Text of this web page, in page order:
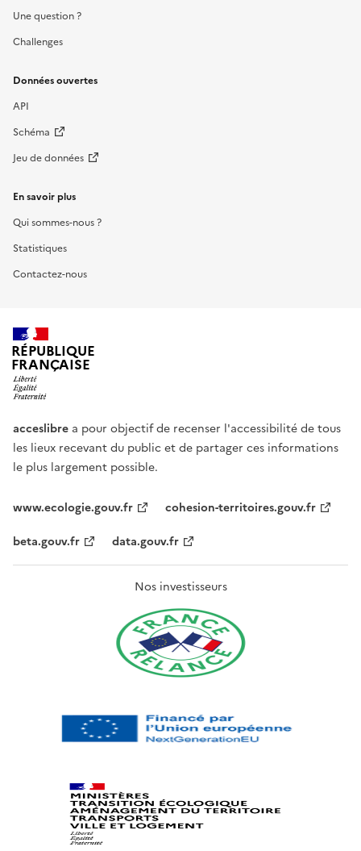
Une question ?
Challenges
Données ouvertes
API
Schéma
Jeu de données
En savoir plus
Qui sommes-nous ?
Statistiques
Contactez-nous
RÉPUBLIQUE
FRANÇAISE
acceslibre a pour objectif de recenser l'accessibilité de tous
les lieux recevant du public et de partager ces informations
le plus largement possible.
www.ecologie.gouv.fr
cohesion-territoires.gouv.fr
beta.gouv.fr
data.gouv.fr
Nos investisseurs